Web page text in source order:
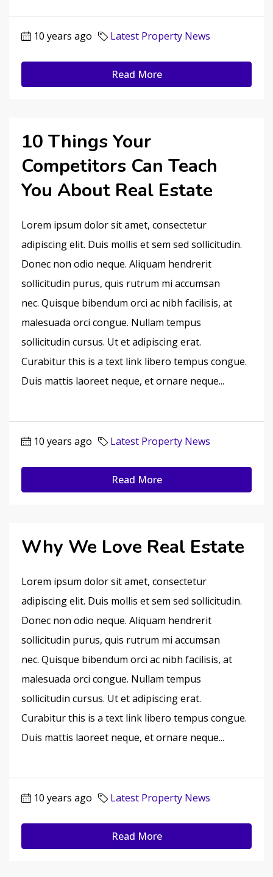
10 years ago Latest Property News
Read More
10 Things Your
Competitors Can Teach
You About Real Estate
Lorem ipsum dolor sit amet, consectetur
adipiscing elit. Duis mollis et sem sed sollicitudin.
Donec non odio neque. Aliquam hendrerit
sollicitudin purus, quis rutrum mi accumsan
nec. Quisque bibendum orci ac nibh facilisis, at
malesuada orci congue. Nullam tempus
sollicitudin cursus. Ut et adipiscing erat.
Curabitur this is a text link libero tempus congue.
Duis mattis laoreet neque, et ornare neque...
10 years ago Latest Property News
Read More
Why We Love Real Estate
Lorem ipsum dolor sit amet, consectetur
adipiscing elit. Duis mollis et sem sed sollicitudin.
Donec non odio neque. Aliquam hendrerit
sollicitudin purus, quis rutrum mi accumsan
nec. Quisque bibendum orci ac nibh facilisis, at
malesuada orci congue. Nullam tempus
sollicitudin cursus. Ut et adipiscing erat.
Curabitur this is a text link libero tempus congue.
Duis mattis laoreet neque, et ornare neque...
10 years ago Latest Property News
Read More